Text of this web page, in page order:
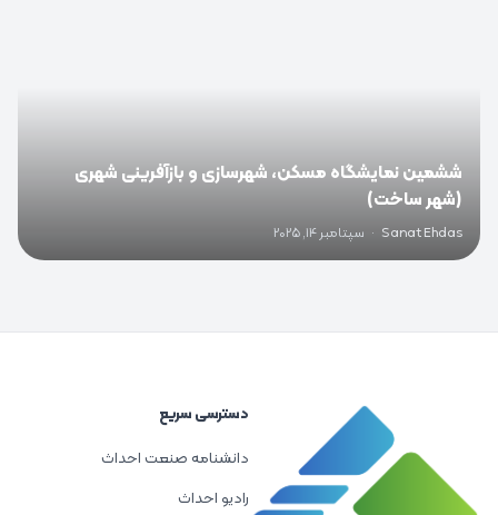
ششمین نمایشگاه مسکن، شهرسازی و بازآفرینی شهری
(شهر ساخت)
Sanat Ehdas
· سپتامبر 14, 2025
دسترسی سریع
دانشنامه صنعت احداث
رادیو احداث